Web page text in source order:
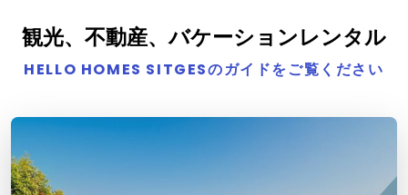
観光、不動産、バケーションレンタル
HELLO HOMES SITGESのガイドをご覧ください